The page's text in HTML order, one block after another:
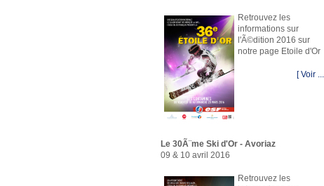
Retrouvez les
informations sur
l'Ã©dition 2016 sur
notre page Etoile d'Or
[ Voir
Le 30Ã¨me Ski d'Or - Avoriaz
09 & 10 avril 2016
Retrouvez les